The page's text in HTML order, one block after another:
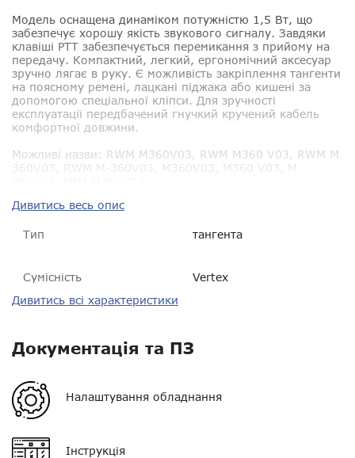
Модель оснащена динаміком потужністю 1,5 Вт, що
забезпечує хорошу якість звукового сигналу. Завдяки
клавіші PTT забезпечується перемикання з прийому на
передачу. Компактний, легкий, ергономічний аксесуар
зручно лягає в руку. Є можливість закріплення тангенти
на поясному ремені, лацкані піджака або кишені за
допомогою спеціальної кліпси. Для зручності
експлуатації передбачений гнучкий кручений кабель
комфортної довжини.
Можливі назви: RWM M360V03, RWM M360 V03, RWM M
360V03, RWM M-360V03, M360V03, M360 V03, M
Дивитись весь опис
Тип тангента
Сумісність Vertex
Пиловологозахист
Розмір ?
Гарантія
VOX
Дивитись всі характеристики
Документація та ПЗ
Налаштування обладнання
Інструкція